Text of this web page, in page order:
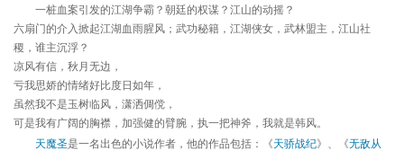
一桩血案引发的江湖争霸？朝廷的权谋？江山的动摇？
六扇门的介入掀起江湖血雨腥风；武功秘籍，江湖侠女，武林盟主，江山社
稷，谁主沉浮？
凉风有信，秋月无边，
亏我思娇的情绪好比度日如年，
虽然我不是玉树临风，潇洒倜傥，
可是我有广阔的胸襟，加强健的臂腕，执一把神斧，我就是韩风。
天魔圣是一名出色的小说作者，他的作品包括：《天骄战纪》、《无敌从